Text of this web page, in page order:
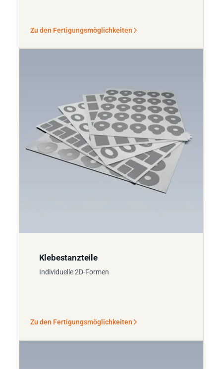
Zu den Fertigungsmöglichkeiten
Klebestanzteile
Individuelle 2D-Formen
Zu den Fertigungsmöglichkeiten